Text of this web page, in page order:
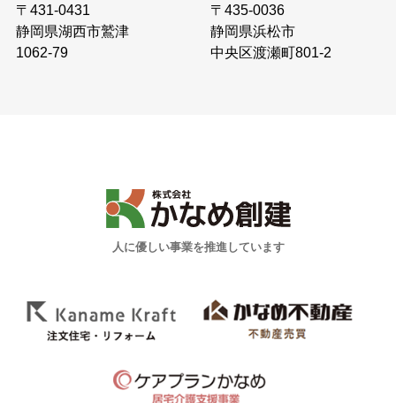
〒431-0431
静岡県湖西市鷲津
1062-79
〒435-0036
静岡県浜松市
中央区渡瀬町801-2
人に優しい事業を推進しています